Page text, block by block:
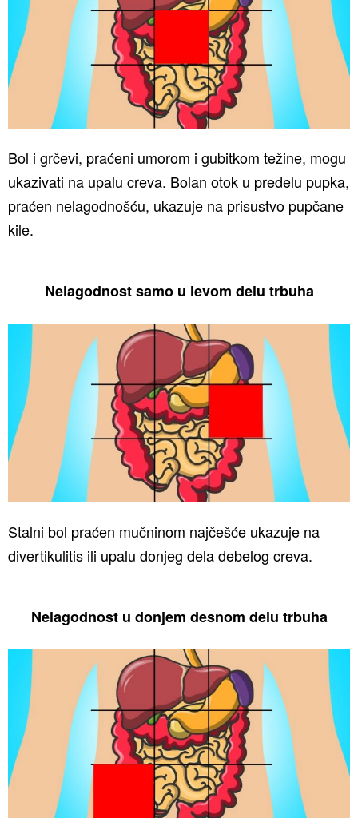
Bol i grčevi, praćeni umorom i gubitkom težine, mogu
ukazivati na upalu creva. Bolan otok u predelu pupka,
praćen nelagodnošću, ukazuje na prisustvo pupčane
kile.
Nelagodnost samo u levom delu trbuha
Stalni bol praćen mučninom najčešće ukazuje na
divertikulitis ili upalu donjeg dela debelog creva.
Nelagodnost u donjem desnom delu trbuha